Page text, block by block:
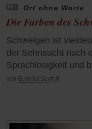
Ort ohne Worte
Die Farben des
Schweigen ist
der Sehnsucht nach
Sprachlosigkeit und
von Gunhild Seyfert